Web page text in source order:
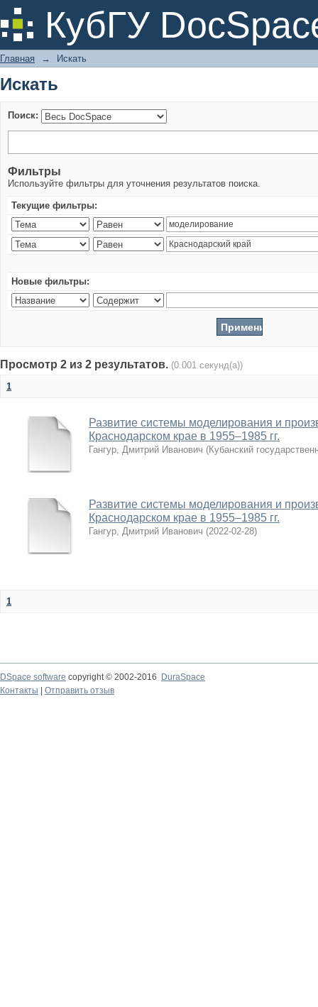
КубГУ
Искать
Главная → Искать
Искать
Поиск:
Фильтры
Используйте фильтры для уточнения результатов поиска.
Текущие фильтры:
Новые фильтры:
Просмотр 2 из 2 результатов. (0.001 секунд(а))
1
Развитие системы моделирования и
Краснодарском крае в 1955–1985 гг.
Гангур, Дмитрий Иванович (Кубанский
Развитие системы моделирования и
Краснодарском крае в 1955–1985 гг.
Гангур, Дмитрий Иванович (2022-02-28)
1
DSpace software copyright © 2002-2016
DuraSpace
Контакты
Отправить отзыв